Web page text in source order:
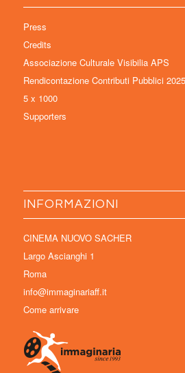
Press
Credits
Associazione Culturale Visibilia APS
Rendicontazione Contributi Pubblici 2025
5 x 1000
Supporters
INFORMAZIONI
CINEMA NUOVO SACHER
Largo Ascianghi 1
Roma
info@immaginariaff.it
Come arrivare